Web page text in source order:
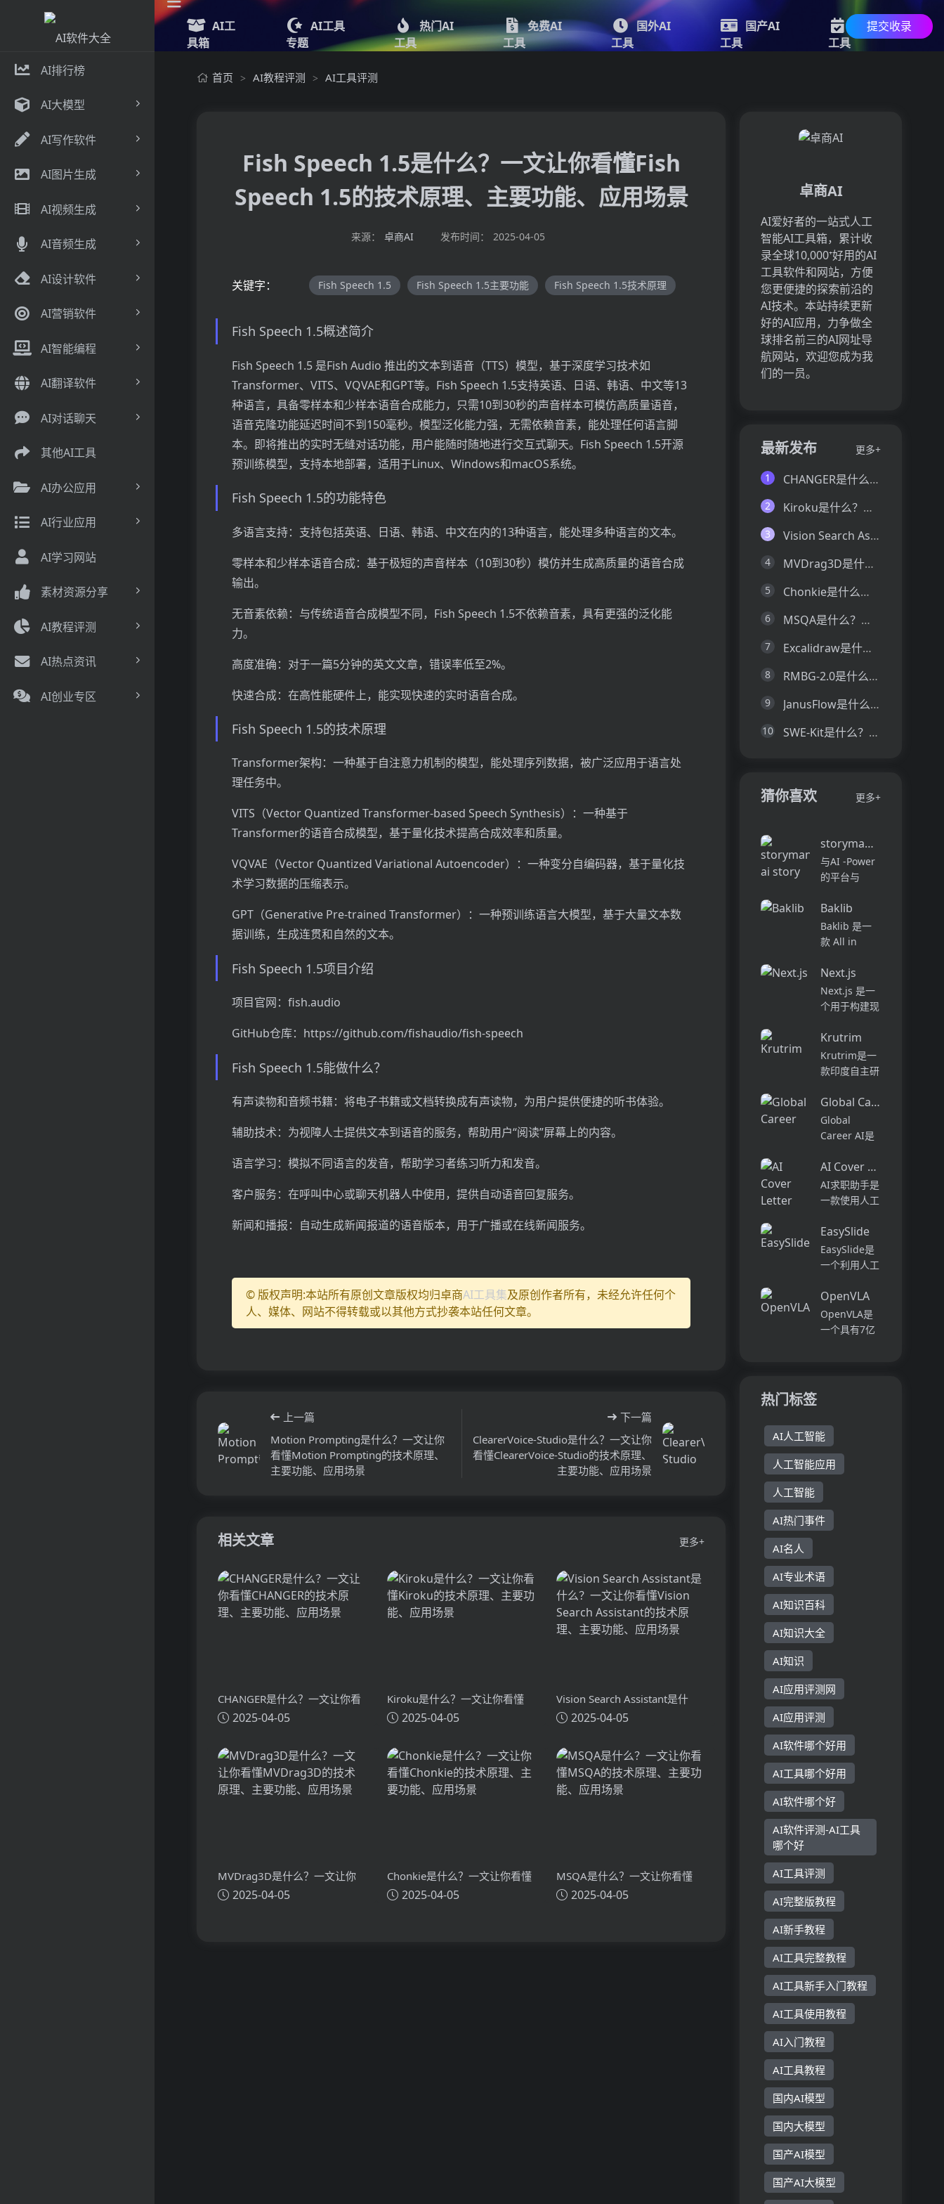
AI排行榜
AI大模型
AI写作软件
AI图片生成
AI视频生成
AI音频生成
AI设计软件
AI营销软件
AI智能编程
AI翻译软件
AI对话聊天
其他AI工具
AI办公应用
AI行业应用
AI学习网站
素材资源分享
AI教程评测
AI热点资讯
AI创业专区
AI工
具箱
AI工具
专题
热门AI
工具
免费AI
工具
国外AI
工具
国产AI
工具
最新AI
工具
提交收录
首页 > AI教程评测 > AI工具评测
Fish Speech 1.5是什么？一文让你看懂Fish
Speech 1.5的技术原理、主要功能、应用场景
来源： 卓商AI 发布时间： 2025-04-05
关键字： Fish Speech 1.5 Fish Speech 1.5主要功能 Fish Speech 1.5技术原理
Fish Speech 1.5概述简介
Fish Speech 1.5 是Fish Audio 推出的文本到语音（TTS）模型，基于深度学习技术如
Transformer、VITS、VQVAE和GPT等。Fish Speech 1.5支持英语、日语、韩语、中文等13
种语言，具备零样本和少样本语音合成能力，只需10到30秒的声音样本可模仿高质量语音，
语音克隆功能延迟时间不到150毫秒。模型泛化能力强，无需依赖音素，能处理任何语言脚
本。即将推出的实时无缝对话功能，用户能随时随地进行交互式聊天。Fish Speech 1.5开源
预训练模型，支持本地部署，适用于Linux、Windows和macOS系统。
Fish Speech 1.5的功能特色
多语言支持：支持包括英语、日语、韩语、中文在内的13种语言，能处理多种语言的文本。
零样本和少样本语音合成：基于极短的声音样本（10到30秒）模仿并生成高质量的语音合成
输出。
无音素依赖：与传统语音合成模型不同，Fish Speech 1.5不依赖音素，具有更强的泛化能
力。
高度准确：对于一篇5分钟的英文文章，错误率低至2%。
快速合成：在高性能硬件上，能实现快速的实时语音合成。
Fish Speech 1.5的技术原理
Transformer架构：一种基于自注意力机制的模型，能处理序列数据，被广泛应用于语言处
理任务中。
VITS（Vector Quantized Transformer-based Speech Synthesis）：一种基于
Transformer的语音合成模型，基于量化技术提高合成效率和质量。
VQVAE（Vector Quantized Variational Autoencoder）：一种变分自编码器，基于量化技
术学习数据的压缩表示。
GPT（Generative Pre-trained Transformer）：一种预训练语言大模型，基于大量文本数
据训练，生成连贯和自然的文本。
Fish Speech 1.5项目介绍
项目官网：fish.audio
GitHub仓库：https://github.com/fishaudio/fish-speech
Fish Speech 1.5能做什么？
有声读物和音频书籍：将电子书籍或文档转换成有声读物，为用户提供便捷的听书体验。
辅助技术：为视障人士提供文本到语音的服务，帮助用户“阅读”屏幕上的内容。
语言学习：模拟不同语言的发音，帮助学习者练习听力和发音。
客户服务：在呼叫中心或聊天机器人中使用，提供自动语音回复服务。
新闻和播报：自动生成新闻报道的语音版本，用于广播或在线新闻服务。
© 版权声明:本站所有原创文章版权均归卓商AI工具集及原创作者所有，未经允许任何个
人、媒体、网站不得转载或以其他方式抄袭本站任何文章。
上一篇
Motion Prompting是什么？一文让你
看懂Motion Prompting的技术原理、
主要功能、应用场景
下一篇
ClearerVoice-Studio是什么？一文让你
看懂ClearerVoice-Studio的技术原理、
主要功能、应用场景
相关文章 更多+
CHANGER是什么？一文让你看
懂CHANGER的技术原理、主要
2025-04-05
Kiroku是什么？一文让你看懂
Kiroku的技术原理、主要功能、
2025-04-05
Vision Search Assistant是什
么？一文让你看懂Vision
主要功能、应用场景
2025-04-05
MVDrag3D是什么？一文让你
看懂MVDrag3D的技术原理、
2025-04-05
Chonkie是什么？一文让你看懂
Chonkie的技术原理、主要功
2025-04-05
MSQA是什么？一文让你看懂
MSQA的技术原理、主要功能、
2025-04-05
卓商AI
AI爱好者的一站式人工
智能AI工具箱，累计收
录全球10,000⁺好用的AI
工具软件和网站，方便
您更便捷的探索前沿的
AI技术。本站持续更新
好的AI应用，力争做全
球排名前三的AI网址导
航网站，欢迎您成为我
们的一员。
最新发布 更多+
1 CHANGER是什么？一文让你看懂CHANGER的技术原理、主要功能、应用场景
2 Kiroku是什么？一文让你看懂Kiroku的技术原理、主要功能、应用场景
3 Vision Search Assistant是什么？一文让你看懂Vision Search Assistant的技术原理、主要功能、应用场景
4 MVDrag3D是什么？一文让你看懂MVDrag3D的技术原理、主要功能、应用场景
5 Chonkie是什么？一文让你看懂Chonkie的技术原理、主要功能、应用场景
6 MSQA是什么？一文让你看懂MSQA的技术原理、主要功能、应用场景
7 Excalidraw是什么？一文让你看懂Excalidraw的技术原理、主要功能、应用场景
8 RMBG-2.0是什么？一文让你看懂RMBG-2.0的技术原理、主要功能、应用场景
9 JanusFlow是什么？一文让你看懂JanusFlow的技术原理、主要功能、应用场景
10 SWE-Kit是什么？一文让你看懂SWE-Kit的技术原理、主要功能、应用场景
猜你喜欢 更多+
storymania ai story
与AI -Power
的平台与
进行工艺吸引
人的故事，旨
在协助各个级
干净，无广告
的环境中享受
无缝的编辑和
类型定制。在
创纪录...
Baklib
Baklib 是一
款 All in
业级云平台，
帮助企业一站
式管理数字内
景的数字体
验。它采用独
特的三层架
构，将资源
库、...
Next.js
Next.js 是一
个用于构建现
用程序的框
架。它提供了
许多功能和优
器渲染、静态
生成、热模块
替换等。
Next.js 的定
价...
Krutrim
Krutrim是一
款印度自主研
助手,能够以
印度本地语言
进行交流。它
功能,支持22
种印度官方语
言,内置印度
文化常识,能
够生成符合...
Global Career
Global
Career AI是
求职者提供职
业支持服务的
平台。猎头可
供应聘指导、
简历润色、职
业发展建议等
服务。求职者
可以获得...
AI Cover Letter Creator
AI求职助手是
一款使用人工
个性化求职信
的工具。用户
只需提供自己
描述，AI求职
助手将自动生
成定制的求职
信。该工具提
EasySlide
EasySlide是
一个利用人工
助用户快速生
成专业幻灯片
的在线工具。
OpenVLA
OpenVLA是
一个具有7亿
Embodiment
数据集上的
970k机器人
剧集进行预训
练。...
热门标签
AI人工智能
人工智能应用
人工智能
AI热门事件
AI名人
AI专业术语
AI知识百科
AI知识大全
AI知识
AI应用评测网
AI应用评测
AI软件哪个好用
AI工具哪个好用
AI软件哪个好
AI软件评测-AI工具
哪个好
AI工具评测
AI完整版教程
AI新手教程
AI工具完整教程
AI工具新手入门教程
AI工具使用教程
AI入门教程
AI工具教程
国内AI模型
国内大模型
国产AI模型
国产AI大模型